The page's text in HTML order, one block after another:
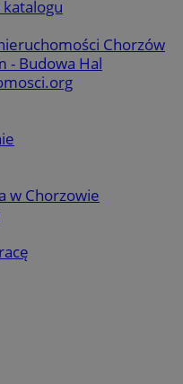
Chorzów
- Budowa Hal
w Chorzowie